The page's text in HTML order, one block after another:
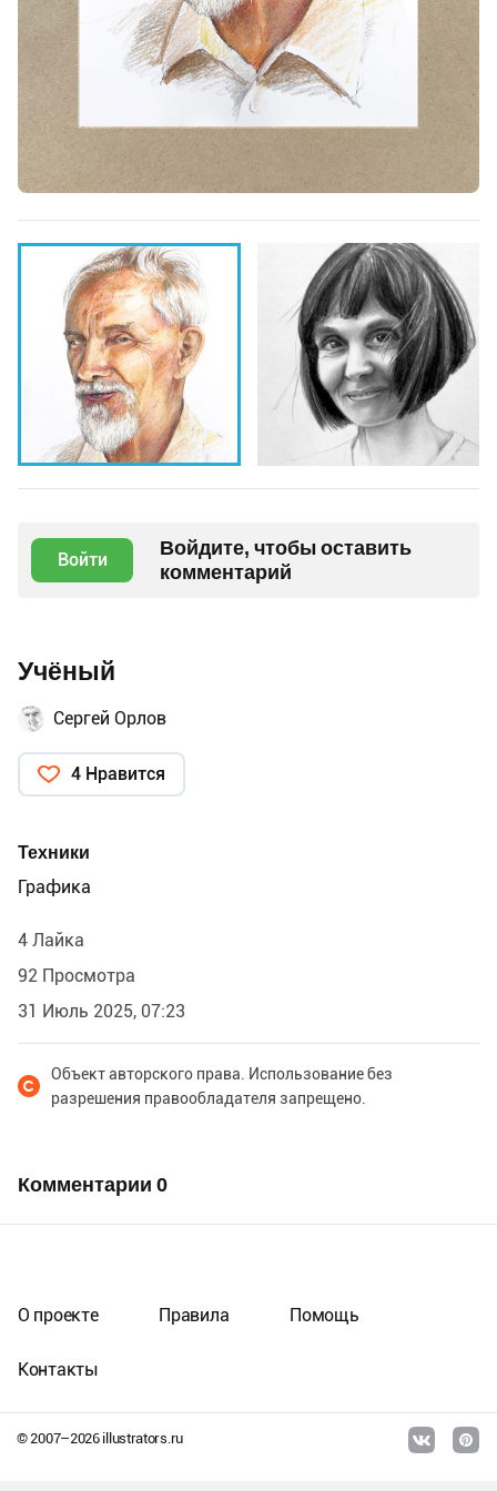
Войти
Войдите, чтобы оставить
комментарий
Учёный
Сергей Орлов
4 Нравится
Техники
Графика
4 Лайка
92 Просмотра
31 Июль 2025, 07:23
Объект авторского права. Использование без
разрешения правообладателя запрещено.
Комментарии 0
© 2007–2026illustrators.ru
О проекте Правила Помощь
Контакты